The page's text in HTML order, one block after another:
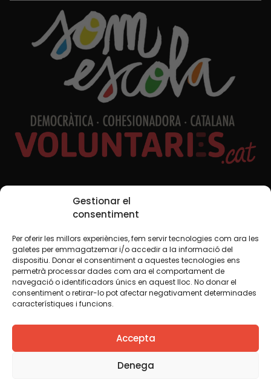
Gestionar el
consentiment
Per oferir les millors experiències, fem servir tecnologies com ara les
galetes per emmagatzemar i/o accedir a la informació del
dispositiu. Donar el consentiment a aquestes tecnologies ens
permetrà processar dades com ara el comportament de
navegació o identificadors únics en aquest lloc. No donar el
consentiment o retirar-lo pot afectar negativament determinades
característiques i funcions.
Accepta
Denega
Xarxes Socials
TWT YTB IG FB IN
Avís legalPolítica de cookies
Creiem que el coneixement s’ha de compartir. Per això
fem servir una llicència Creative Commons, llevat que en
algun material indiquem el contrari. Us animem a copiar,
redistribuir, remesclar o transformar i crear els continguts